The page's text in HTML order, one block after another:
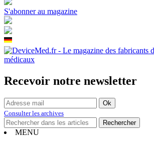
S'abonner au magazine
Recevoir notre newsletter
Consulter les archives
MENU